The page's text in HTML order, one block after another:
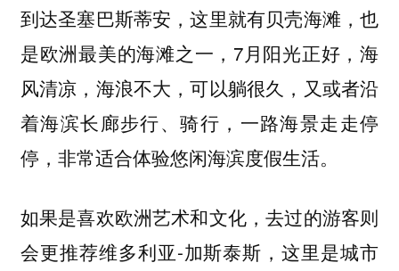
到达圣塞巴斯蒂安，这里就有贝壳海滩，也
是欧洲最美的海滩之一，7月阳光正好，海
风清凉，海浪不大，可以躺很久，又或者沿
着海滨长廊步行、骑行，一路海景走走停
停，非常适合体验悠闲海滨度假生活。
如果是喜欢欧洲艺术和文化，去过的游客则
会更推荐维多利亚-加斯泰斯，这里是城市